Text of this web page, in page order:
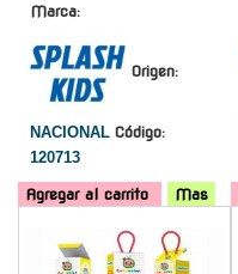
Marca:
Origen:
NACIONAL Código:
120713
Agregar al carrito Mas